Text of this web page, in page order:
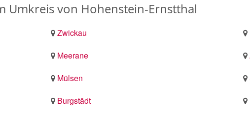
Umkreis von Hohenstein-Ernstthal
Zwickau
Meerane
Mülsen
Burgstädt